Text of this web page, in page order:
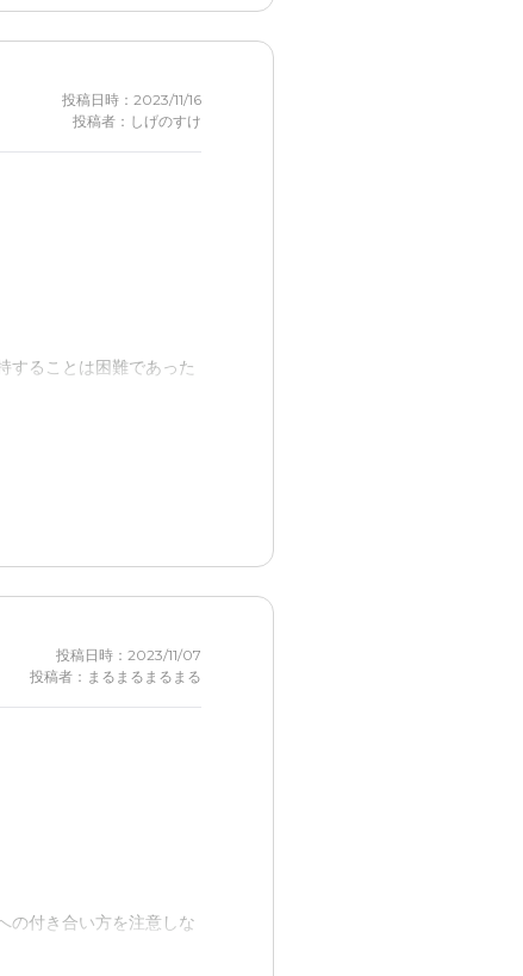
者を楽しませてくれたか
投稿日時：2023/11/16
投稿者：しげのすけ
することは困難であった
うになったことが該当
投稿日時：2023/11/07
投稿者：まるまるまるまる
の付き合い方を注意しな